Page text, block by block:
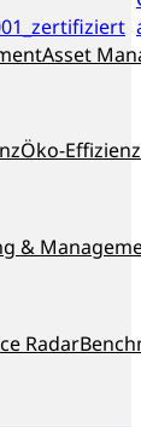
Asset
Öko-Effizienz
&
Radar